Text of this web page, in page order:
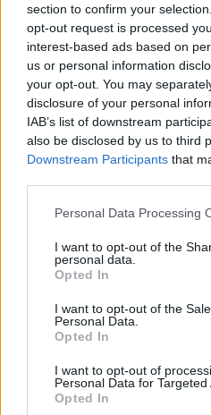
section to confirm your
opt-out request is processed
interest-based ads based on
us or personal information
your opt-out. You may
disclosure of your personal
IAB’s list of downstream
also be disclosed by us to third
Downstream Participants that
Personal Data Processing
I want to opt-out of the
personal data.
Opted In
I want to opt-out of the
Personal Data.
Opted In
I want to opt-out of
Personal Data for Targeted
Opted In
Η Anna von Hausswolff
ασυμβίβαστες μορφές
μουσικής. Η Σουηδή
οργανίστρια έχει χτίσει,
έναν ήχο ξεχωριστό,
συναντά το post-rock, το
σκοτεινές εκφάνσεις της
εκκλησιαστικό όργανο
ήχου της, εξερευνώντας
από εύθραυστες, σχεδόν
Φωνητικά, διαθέτει
εμβληματικές μορφές
Diamanda Galás και η PJ
της Σουηδίας· ωστόσο, η
ταυτότητα διαμορφώθηκε